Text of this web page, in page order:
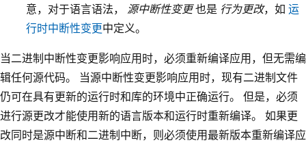
意，对于语言语法， 源中断性变更也是 行为更改，如 运
行时中断性变更中定义。
当二进制中断性变更影响应用时，必须重新编译应用，但无需编
辑任何源代码。 当源中断性变更影响应用时，现有二进制文件
仍可在具有更新的运行时和库的环境中正确运行。 但是，必须
进行源更改才能使用新的语言版本和运行时重新编译。 如果更
改同时是源中断和二进制中断，则必须使用最新版本重新编译应